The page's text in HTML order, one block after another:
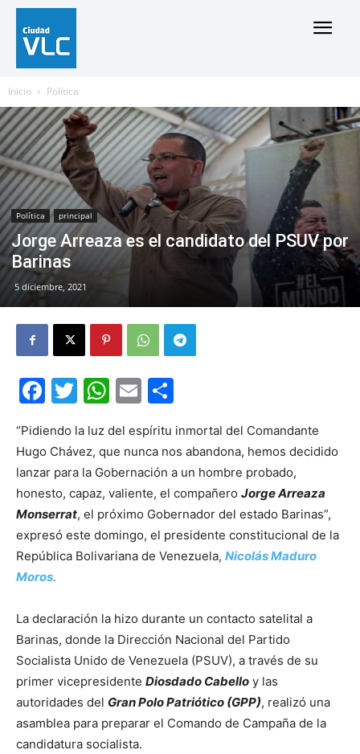
Inicio Política
Política principal
Jorge Arreaza es el candidato del PSUV por
Barinas
5 diciembre, 2021
Facebook
Twitter
WhatsApp
Email
“Pidiendo la luz del espíritu inmortal del Comandante
Hugo Chávez, que nunca nos abandona, hemos decidido
lanzar para la Gobernación a un hombre probado,
honesto, capaz, valiente, el compañero Jorge Arreaza
Monserrat, el próximo Gobernador del estado Barinas”,
expresó este domingo, el presidente constitucional de la
República Bolivariana de Venezuela, Nicolás Maduro
Moros.
La declaración la hizo durante un contacto satelital a
Barinas, donde la Dirección Nacional del Partido
Socialista Unido de Venezuela (PSUV), a través de su
primer vicepresidente Diosdado Cabello y las
autoridades del Gran Polo Patriótico (GPP), realizó una
asamblea para preparar el Comando de Campaña de la
candidatura socialista.